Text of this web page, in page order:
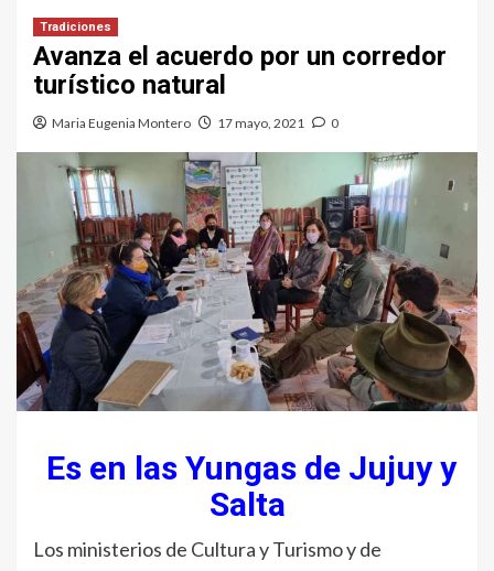
Tradiciones
Avanza el acuerdo por un corredor
turístico natural
Maria Eugenia Montero 17 mayo, 2021 0
Es en las Yungas de Jujuy y
Salta
Los ministerios de Cultura y Turismo y de